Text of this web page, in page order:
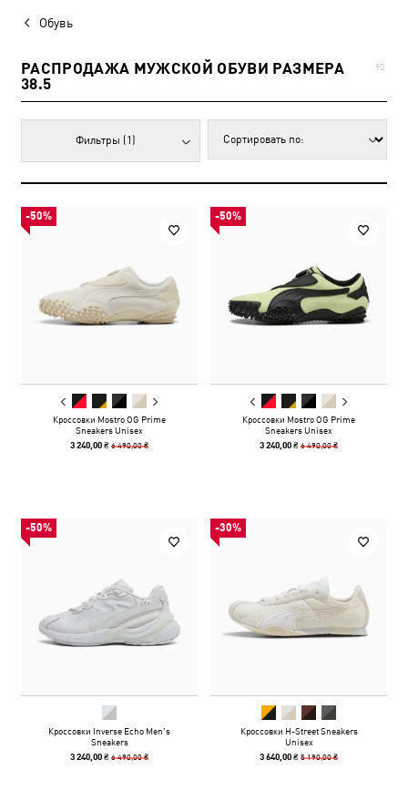
Обувь
РАСПРОДАЖА МУЖСКОЙ ОБУВИ РАЗМЕРА
38.5
90
Фильтры (1)
-50%
Кроссовки Mostro OG Prime
Sneakers Unisex
3 240,00 ₴6 490,00 ₴
-50%
Кроссовки Mostro OG Prime
Sneakers Unisex
3 240,00 ₴6 490,00 ₴
-50%
Кроссовки Inverse Echo Men's
Sneakers
3 240,00 ₴6 490,00 ₴
-30%
Кроссовки H-Street Sneakers
Unisex
3 640,00 ₴5 190,00 ₴